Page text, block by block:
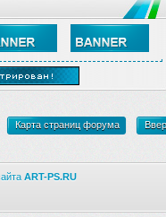
Карта страниц форума
ART-PS.RU